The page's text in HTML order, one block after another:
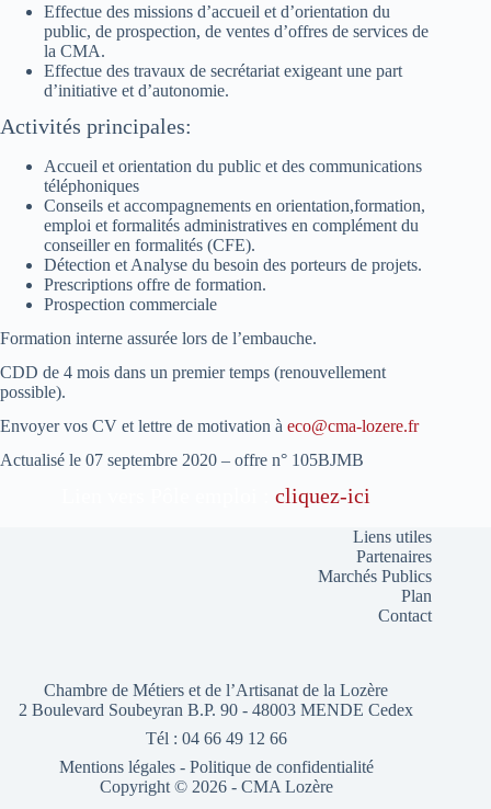
Effectue des missions d’accueil et d’orientation du
public, de prospection, de ventes d’offres de services de
la CMA.
Effectue des travaux de secrétariat exigeant une part
d’initiative et d’autonomie.
Activités principales:
Accueil et orientation du public et des communications
téléphoniques
Conseils et accompagnements en orientation,formation,
emploi et formalités administratives en complément du
conseiller en formalités (CFE).
Détection et Analyse du besoin des porteurs de projets.
Prescriptions offre de formation.
Prospection commerciale
Formation interne assurée lors de l’embauche.
CDD de 4 mois dans un premier temps (renouvellement
possible).
Envoyer vos CV et lettre de motivation à eco@cma-lozere.fr
Actualisé le 07 septembre 2020 – offre n° 105BJMB
Lien vers Pôle emploi :cliquez-ici
Liens utiles
Partenaires
Marchés Publics
Plan
Contact
Chambre de Métiers et de l’Artisanat de la Lozère
2 Boulevard Soubeyran B.P. 90 - 48003 MENDE Cedex
Tél : 04 66 49 12 66
Mentions légales- Politique de confidentialité
Copyright © 2026 - CMA Lozère